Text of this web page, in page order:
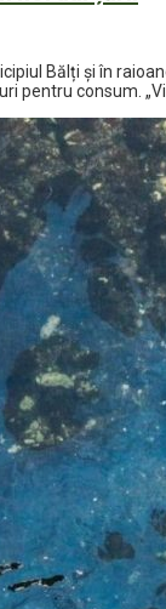
Bălți și în
pentru consum.